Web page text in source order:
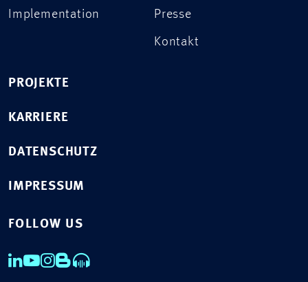
Implementation Presse
Kontakt
PROJEKTE
KARRIERE
DATENSCHUTZ
IMPRESSUM
FOLLOW US